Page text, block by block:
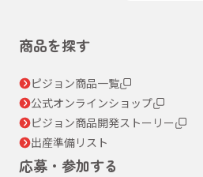
商品を探す
ピジョン商品一覧
公式オンラインショップ
ピジョン商品開発ストーリー
出産準備リスト
応募・参加する